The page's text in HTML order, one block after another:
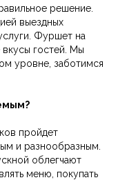
решение.
выездных
Фуршет на
гостей. Мы
уровне, заботимся
пройдет
и разнообразным.
облегчают
меню, покупать